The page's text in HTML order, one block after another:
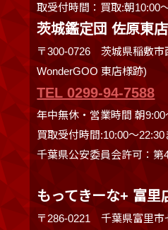
取受付時間：買取:朝10:00
茨城鑑定団 佐原東店
〒300-0726 茨城県稲敷市
WonderGOO 東店様跡)
TEL 0299-94-7588
年中無休・営業時間 朝
買取受付時間:10:00〜22:30
千葉県公安委員会許可：第
もってきーな+ 富里
〒286-0221 千葉県富里市